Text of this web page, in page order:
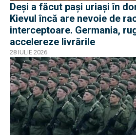
Deși a făcut pași uriași în
Kievul încă are nevoie de
interceptoare. Germania,
accelereze livrările
28 IULIE 2026